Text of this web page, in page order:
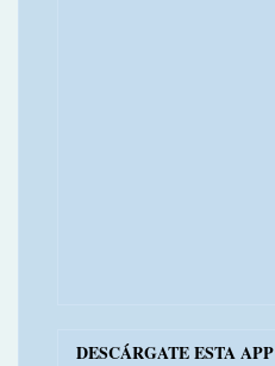
DESCÁRGATE ESTA APP